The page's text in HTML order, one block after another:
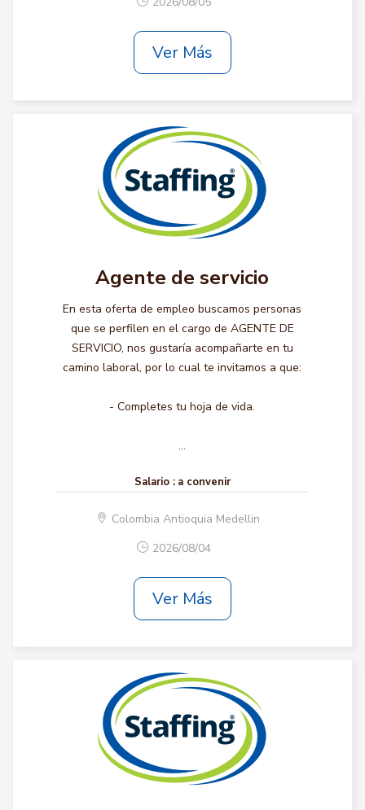
Ver Más
Agente de servicio
En esta oferta de empleo buscamos personas
que se perfilen en el cargo de AGENTE DE
SERVICIO, nos gustaría acompañarte en tu
camino laboral, por lo cual te invitamos a que:
- Completes tu hoja de vida.
...
Salario : a convenir
Colombia Antioquia Medellin
2026/08/04
Ver Más